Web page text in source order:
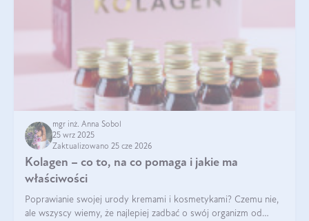
mgr inż. Anna Sobol
25 wrz 2025
Zaktualizowano 25 cze 2026
Kolagen – co to, na co pomaga i jakie ma
właściwości
Poprawianie swojej urody kremami i kosmetykami? Czemu nie,
ale wszyscy wiemy, że najlepiej zadbać o swój organizm od